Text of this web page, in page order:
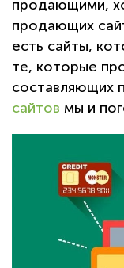
продающими,
продающих
есть сайты,
те, которые
составляющих
сайтов мы и